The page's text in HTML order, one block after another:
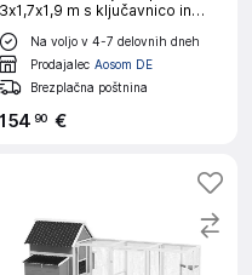
3x1,7x1,9 m s ključavnico in
streho, pocinkano jeklo,
srebrne barve
Na voljo v 4-7 delovnih dneh
Prodajalec Aosom DE
Brezplačna poštnina
154 90 €